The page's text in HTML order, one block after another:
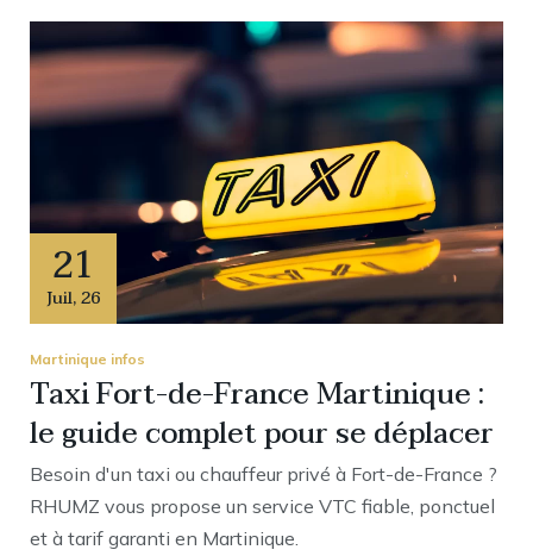
21
Juil,26
Martinique infos
Taxi Fort-de-France Martinique :
le guide complet pour se déplacer
Besoin d'un taxi ou chauffeur privé à Fort-de-France ?
RHUMZ vous propose un service VTC fiable, ponctuel
et à tarif garanti en Martinique.